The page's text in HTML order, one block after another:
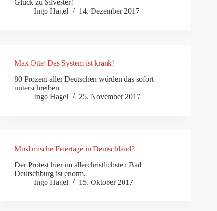
Glück zu Silvester!
Ingo Hagel
14. Dezember 2017
Max Otte: Das System ist krank!
80 Prozent aller Deutschen würden das sofort
unterschreiben.
Ingo Hagel
25. November 2017
Muslimische Feiertage in Deutschland?
Der Protest hier im allerchristlichsten Bad
Deutschburg ist enorm.
Ingo Hagel
15. Oktober 2017